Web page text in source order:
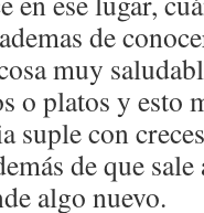
de
muy
o platos y esto
suple con
de que
algo nuevo.